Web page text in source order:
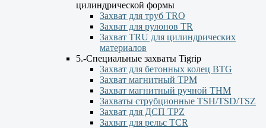
цилиндрической формы
Захват для труб TRO
Захват для рулонов TR
Захват TRU для цилиндрических
материалов
5.-Специальные захваты Tigrip
Захват для бетонных колец BTG
Захват магнитный TPM
Захват магнитный ручной ТНМ
Захваты струбционные TSH/TSD/TSZ
Захват для ДСП TPZ
Захват для рельс TCR